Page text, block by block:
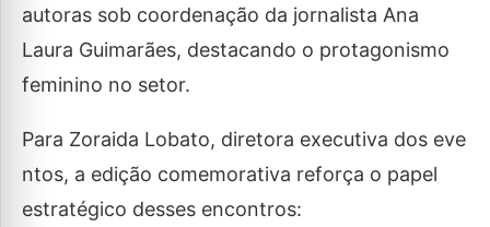
autoras sob coordenação da jornalista Ana
Laura Guimarães, destacando o protagonismo
feminino no setor.
Para Zoraida Lobato, diretora executiva dos eve
ntos, a edição comemorativa reforça o papel
estratégico desses encontros: